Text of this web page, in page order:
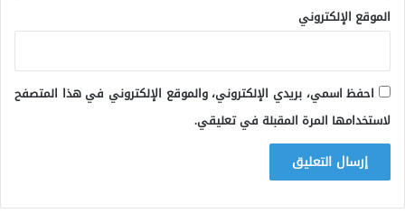
الموقع الإلكتروني
احفظ اسمي، بريدي الإلكتروني، والموقع الإلكتروني في هذا المتصفح
لاستخدامها المرة المقبلة في تعليقي.